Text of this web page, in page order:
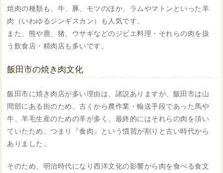
焼肉の種類も、牛、豚、モツのほか、ラムやマトンといった羊
肉（いわゆるジンギスカン）も人気です。
また、熊や鹿、猪、ウサギなどのジビエ料理・それらの肉を扱
う飲食店・精肉店も多いです。
飯田市の焼き肉文化
飯田市に焼き肉店が多い理由は、諸説ありますが、飯田市は山
間部にある街のため、古くから農作業・輸送手段であった馬や
牛、羊毛生産のための羊が多く、最終的にはそれらの肉を頂い
ていたため、つまり『食肉』という慣習が割りと古い時代から
ありました。
そのため、明治時代になり西洋文化の影響から肉を食べる食文